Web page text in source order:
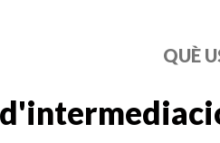
QUÈ